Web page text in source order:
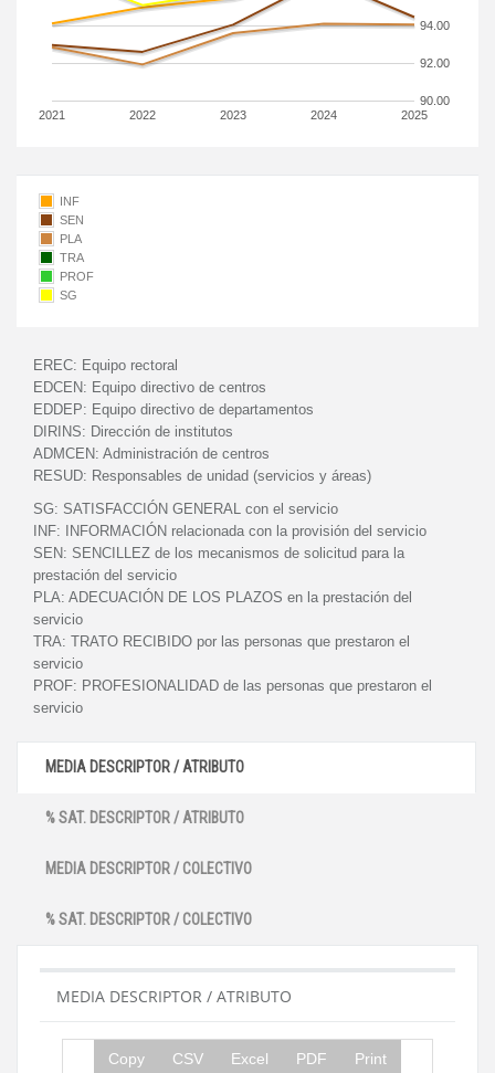
2021 2022 2023 2024 2025
90.00
92.00
94.00
INF
SEN
PLA
TRA
PROF
SG
EREC: Equipo rectoral
EDCEN: Equipo directivo de centros
EDDEP: Equipo directivo de departamentos
DIRINS: Dirección de institutos
ADMCEN: Administración de centros
RESUD: Responsables de unidad (servicios y áreas)
SG: SATISFACCIÓN GENERAL con el servicio
INF:
INFORMACIÓN relacionada con la provisión del servicio
SEN: SENCILLEZ de los mecanismos de solicitud para la
prestación del servicio
PLA: ADECUACIÓN DE LOS PLAZOS en la prestación del
servicio
TRA: TRATO RECIBIDO por las personas que prestaron el
servicio
PROF: PROFESIONALIDAD de las personas que prestaron el
servicio
MEDIA DESCRIPTOR / ATRIBUTO
% SAT. DESCRIPTOR / ATRIBUTO
MEDIA DESCRIPTOR / COLECTIVO
% SAT. DESCRIPTOR / COLECTIVO
MEDIA DESCRIPTOR / ATRIBUTO
Copy CSV Excel PDF Print